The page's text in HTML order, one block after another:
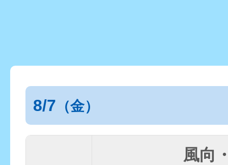
8/7 （金）
風向